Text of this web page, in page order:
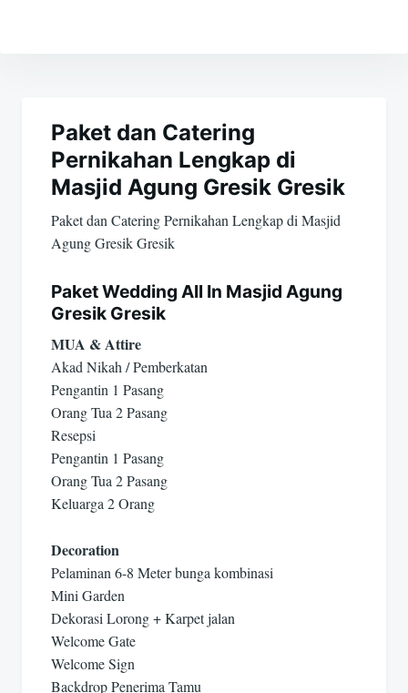
posPaket dan Catering
Pernikahan Lengkap di
Masjid Agung Gresik Gresik
Paket dan Catering Pernikahan Lengkap di Masjid
Agung Gresik Gresik
Paket Wedding All In Masjid Agung
Gresik Gresik
MUA & Attire
Akad Nikah / Pemberkatan
Pengantin 1 Pasang
Orang Tua 2 Pasang
Resepsi
Pengantin 1 Pasang
Orang Tua 2 Pasang
Keluarga 2 Orang
Decoration
Pelaminan 6-8 Meter bunga kombinasi
Mini Garden
Dekorasi Lorong + Karpet jalan
Welcome Gate
Welcome Sign
Backdrop Penerima Tamu